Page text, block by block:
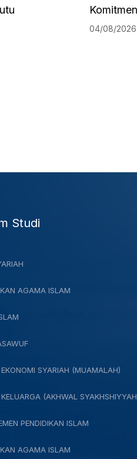
04/08/2026
Studi
AGAMA ISLAM
SYARIAH (MUAMALAH)
(AKHWAL
PENDIDIKAN ISLAM
AGAMA ISLAM